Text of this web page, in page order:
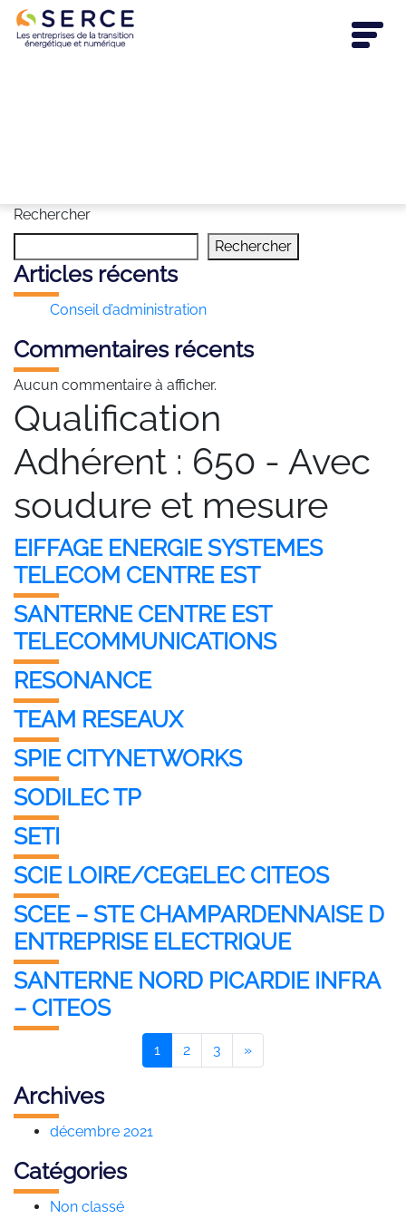
Rechercher
Rechercher
Articles récents
Conseil d’administration
Commentaires récents
Aucun commentaire à afficher.
Qualification
Adhérent : 650 - Avec
soudure et mesure
EIFFAGE ENERGIE SYSTEMES
TELECOM CENTRE EST
SANTERNE CENTRE EST
TELECOMMUNICATIONS
RESONANCE
TEAM RESEAUX
SPIE CITYNETWORKS
SODILEC TP
SETI
SCIE LOIRE/CEGELEC CITEOS
SCEE – STE CHAMPARDENNAISE D
ENTREPRISE ELECTRIQUE
SANTERNE NORD PICARDIE INFRA
– CITEOS
1 2 3 »
Archives
décembre 2021
Catégories
Non classé